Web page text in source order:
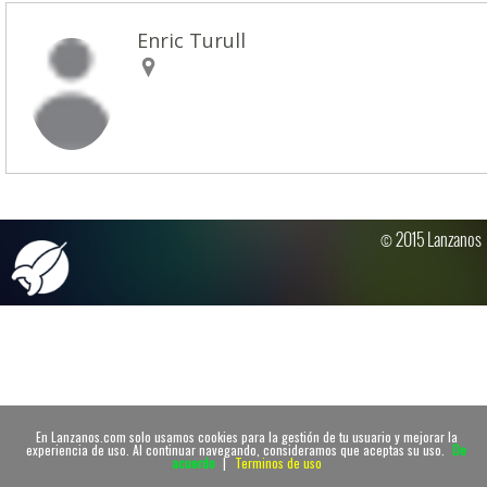
En Lanzanos.com solo usamos cookies para la gestión de tu usuario y mejorar la
experiencia de uso. Al continuar navegando, consideramos que aceptas su uso. De
acuerdo | Terminos de uso
Enric Turull
© 2015 Lanzanos